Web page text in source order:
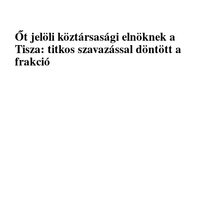
Őt jelöli köztársasági elnöknek a
Tisza: titkos szavazással döntött a
frakció